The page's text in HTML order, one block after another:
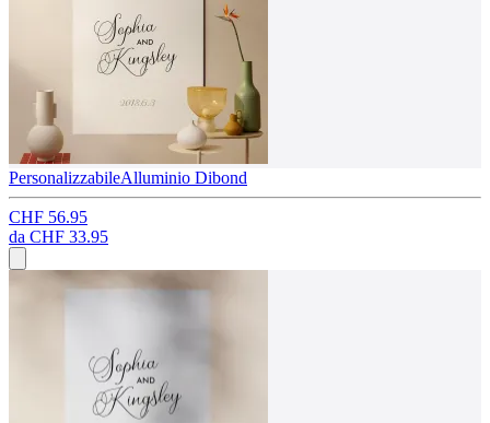
PersonalizzabileAlluminio Dibond
CHF 56.95
da CHF 33.95